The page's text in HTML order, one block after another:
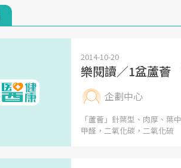
2014-10-20
樂閱讀／1盆蘆薈
企劃中心
「蘆薈」針葉型、肉厚、葉
甲醛，二氧化碳，二氧化硫